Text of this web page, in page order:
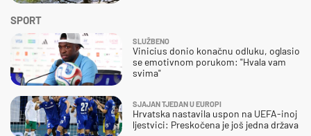
SPORT
SLUŽBENO
Vinicius donio konačnu odluku, oglasio
se emotivnom porukom: "Hvala vam
svima"
SJAJAN TJEDAN U EUROPI
Hrvatska nastavila uspon na UEFA-inoj
ljestvici: Preskočena je još jedna država